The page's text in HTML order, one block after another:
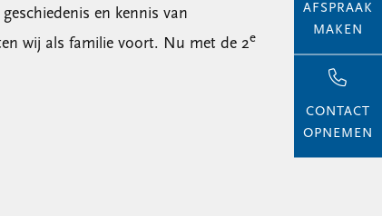
en kennis van
wij als familie voort. Nu met de 2e
AFSPRAAK
MAKEN
CONTACT
OPNEMEN